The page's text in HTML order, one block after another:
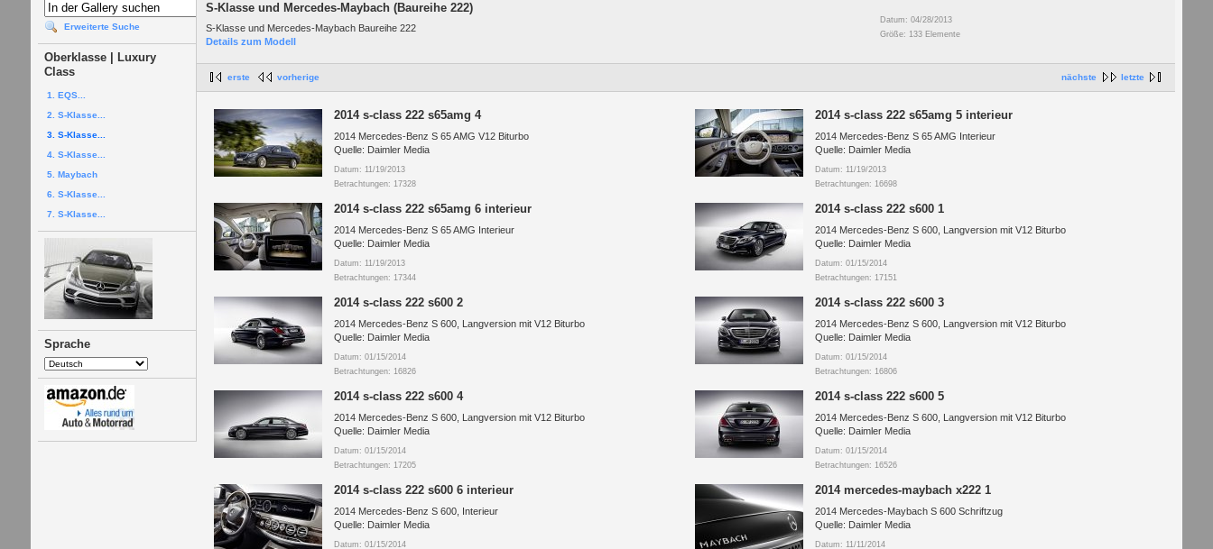
Erweiterte Suche
Oberklasse | Luxury
Class
1. EQS...
2. S-Klasse...
3. S-Klasse...
4. S-Klasse...
5. Maybach
6. S-Klasse...
7. S-Klasse...
Sprache
S-Klasse und Mercedes-Maybach (Baureihe 222)
S-Klasse und Mercedes-Maybach Baureihe 222
Details zum Modell
Datum: 04/28/2013
Größe: 133 Elemente
nächste letzte
erste vorherige
2014 s-class 222 s65amg 4
2014 Mercedes-Benz S 65 AMG V12 Biturbo
Quelle: Daimler Media
Datum: 11/19/2013
Betrachtungen: 17328
2014 s-class 222 s65amg 5 interieur
2014 Mercedes-Benz S 65 AMG Interieur
Quelle: Daimler Media
Datum: 11/19/2013
Betrachtungen: 16698
2014 s-class 222 s65amg 6 interieur
2014 Mercedes-Benz S 65 AMG Interieur
Quelle: Daimler Media
Datum: 11/19/2013
Betrachtungen: 17344
2014 s-class 222 s600 1
2014 Mercedes-Benz S 600, Langversion mit V12 Biturbo
Quelle: Daimler Media
Datum: 01/15/2014
Betrachtungen: 17151
2014 s-class 222 s600 2
2014 Mercedes-Benz S 600, Langversion mit V12 Biturbo
Quelle: Daimler Media
Datum: 01/15/2014
Betrachtungen: 16826
2014 s-class 222 s600 3
2014 Mercedes-Benz S 600, Langversion mit V12 Biturbo
Quelle: Daimler Media
Datum: 01/15/2014
Betrachtungen: 16806
2014 s-class 222 s600 4
2014 Mercedes-Benz S 600, Langversion mit V12 Biturbo
Quelle: Daimler Media
Datum: 01/15/2014
Betrachtungen: 17205
2014 s-class 222 s600 5
2014 Mercedes-Benz S 600, Langversion mit V12 Biturbo
Quelle: Daimler Media
Datum: 01/15/2014
Betrachtungen: 16526
2014 s-class 222 s600 6 interieur
2014 Mercedes-Benz S 600, Interieur
Quelle: Daimler Media
Datum: 01/15/2014
2014 mercedes-maybach x222 1
2014 Mercedes-Maybach S 600 Schriftzug
Quelle: Daimler Media
Datum: 11/11/2014